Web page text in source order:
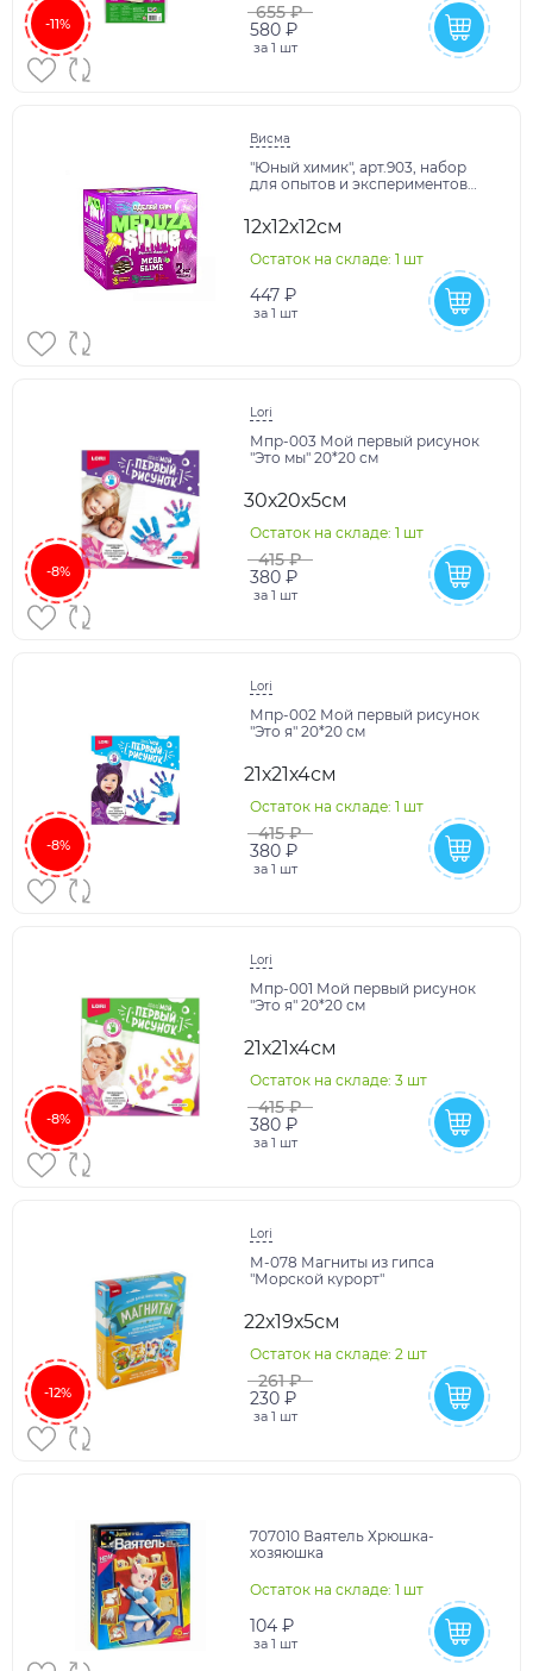
-11%
655 ₽
580 ₽
за 1 шт
Висма
"Юный химик", арт.903, набор
для опытов и экспериментов
12х12х12см
Остаток на складе: 1 шт
447 ₽
за 1 шт
-8%
Lori
Мпр-003 Мой первый рисунок
"Это мы" 20*20 см
30х20х5см
Остаток на складе: 1 шт
415 ₽
380 ₽
за 1 шт
-8%
Lori
Мпр-002 Мой первый рисунок
"Это я" 20*20 см
21х21х4см
Остаток на складе: 1 шт
415 ₽
380 ₽
за 1 шт
-8%
Lori
Мпр-001 Мой первый рисунок
"Это я" 20*20 см
21х21х4см
Остаток на складе: 3 шт
415 ₽
380 ₽
за 1 шт
-12%
Lori
М-078 Магниты из гипса
"Морской курорт"
22х19х5см
Остаток на складе: 2 шт
261 ₽
230 ₽
за 1 шт
707010 Ваятель Хрюшка-
хозяюшка
Остаток на складе: 1 шт
104 ₽
за 1 шт